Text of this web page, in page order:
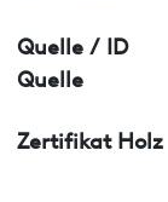
Quelle / ID
Quelle
Zertifikat Holz